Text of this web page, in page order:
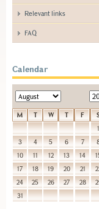
Relevant links
FAQ
Calendar
M T W T F
1
3
4 5 6 7
10
11 12 13 14
17
18 19 20 21
24
25 26 27 28
31